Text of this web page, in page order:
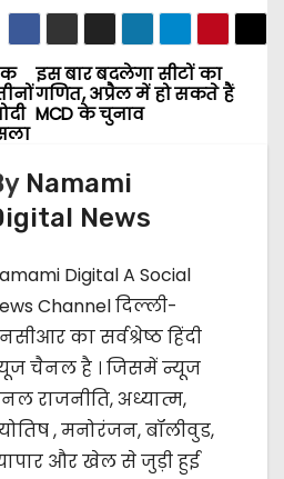
इस बार बदलेगा सीटों का
गणित, अप्रैल में हो सकते हैं
MCD के चुनाव
Namami
News
Digital A Social
Channel दिल्ली-
का सर्वश्रेष्ठ हिंदी
चैनल है । जिसमें न्यूज
राजनीति, अध्यात्म,
, मनोरंजन, बॉलीवुड,
और खेल से जुड़ी हुई